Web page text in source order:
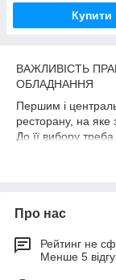
Купити
ВАЖЛИВІСТЬ
ОБЛАДНАННЯ
Першим і
ресторану, на яке
До її вибору
заощадити, а де
увагу кожній
Обладнання для
Про нас
Рейтинг не
Менше 5